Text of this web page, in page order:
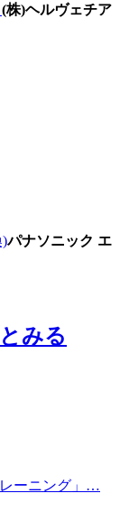
(株)ヘルヴェチア
)パナソニック エ
みる
レーニング」…